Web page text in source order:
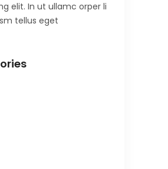
elit. In ut ullamc orper li
tellus eget